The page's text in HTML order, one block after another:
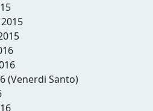
(Venerdi Santo)